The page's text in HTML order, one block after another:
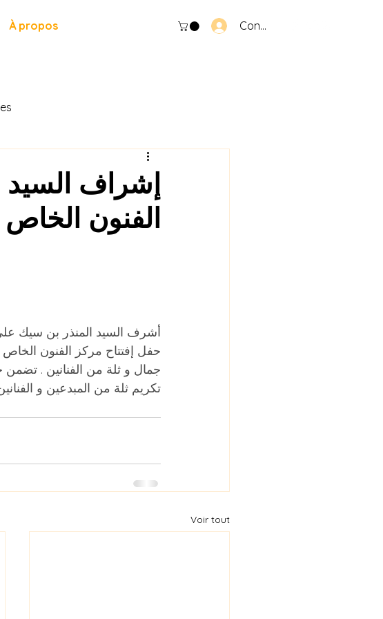
À propos Connexion
إشراف السيد
الفنون
حفل إفتتاح مركز الفنون
جمال و ثلة من الفنانين . تضمن
تكريم ثلة من المبدعين و
Voir tout